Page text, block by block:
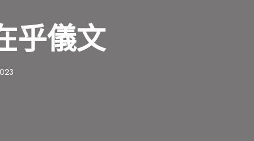
乎儀文